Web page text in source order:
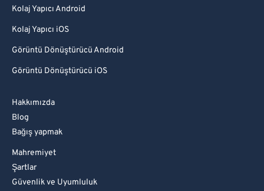
Kolaj Yapıcı Android
Kolaj Yapıcı iOS
Görüntü Dönüştürücü Android
Görüntü Dönüştürücü iOS
Hakkımızda
Blog
Bağış yapmak
Mahremiyet
Şartlar
Güvenlik ve Uyumluluk